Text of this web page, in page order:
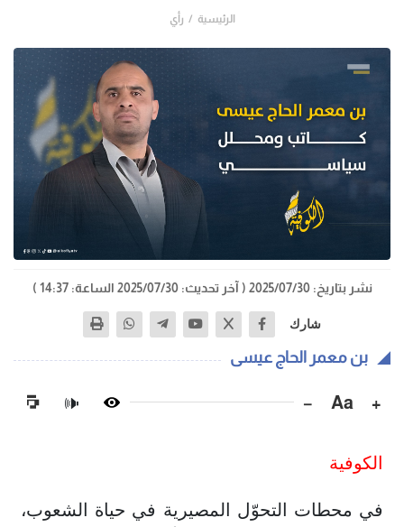
الرئيسية رأي
نشر بتاريخ: 2025/07/30 ( آخر تحديث: 2025/07/30 الساعة: 14:37 )
شارك
بن معمر الحاج عيسى
+
Aa
−
🔊
الكوفية
في محطات التحوّل المصيرية في حياة الشعوب،